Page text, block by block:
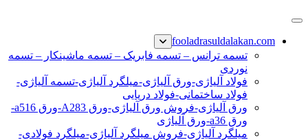
پرش
محتوا
نبشی فولادی-ناودانی فولادی-قیمت ورق-قیمت فولاد
fooladrasuldalakan.com
تسمه ترانس – تسمه فابریک – تسمه ماشینکار – تسمه
نوردی
فولاد آلیاژی-ورق آلیاژی-میلگرد آلیاژی-تسمه آلیاژی-
فولاد ساختمانی-فولاد دریایی
ورق آلیاژی-فروش ورق آلیاژی-ورق A283-ورق a516-
ورق a36-ورق آلیاژی
میلگرد آلیاژی-فروش میلگرد آلیاژی-میلگرد فولادی-